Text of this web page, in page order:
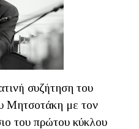
συζήτηση του
Μητσοτάκη με τον
του πρώτου κύκλου